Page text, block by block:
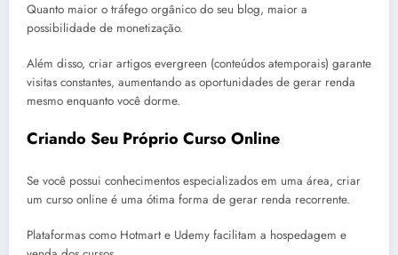
Quanto maior o tráfego orgânico do seu blog, maior a
possibilidade de monetização.
Além disso, criar artigos evergreen (conteúdos atemporais) garante
visitas constantes, aumentando as oportunidades de gerar renda
mesmo enquanto você dorme.
Criando Seu Próprio Curso Online
Se você possui conhecimentos especializados em uma área, criar
um curso online é uma ótima forma de gerar renda recorrente.
Plataformas como Hotmart e Udemy facilitam a hospedagem e